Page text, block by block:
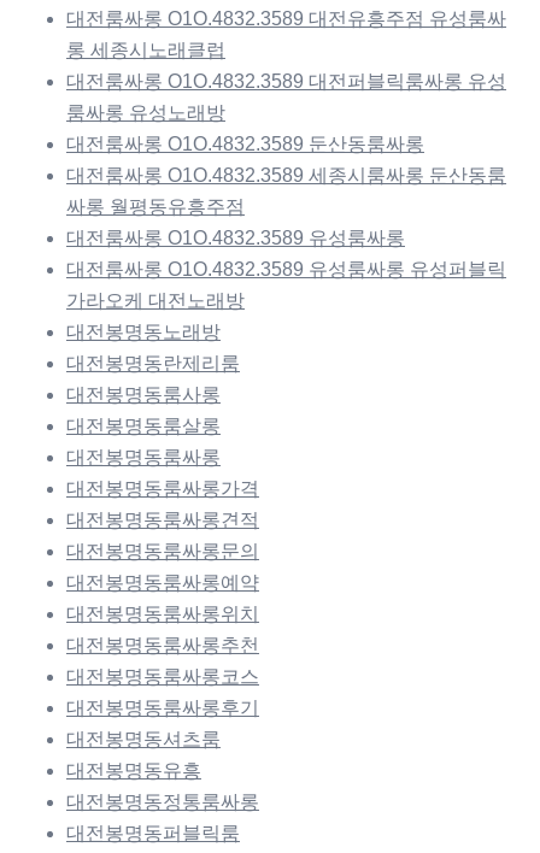
대전룸싸롱 O1O.4832.3589 대전유흥주점 유성룸싸
롱 세종시노래클럽
대전룸싸롱 O1O.4832.3589 대전퍼블릭룸싸롱 유성
룸싸롱 유성노래방
대전룸싸롱 O1O.4832.3589 둔산동룸싸롱
대전룸싸롱 O1O.4832.3589 세종시룸싸롱 둔산동룸
싸롱 월평동유흥주점
대전룸싸롱 O1O.4832.3589 유성룸싸롱
대전룸싸롱 O1O.4832.3589 유성룸싸롱 유성퍼블릭
가라오케 대전노래방
대전봉명동노래방
대전봉명동란제리룸
대전봉명동룸사롱
대전봉명동룸살롱
대전봉명동룸싸롱
대전봉명동룸싸롱가격
대전봉명동룸싸롱견적
대전봉명동룸싸롱문의
대전봉명동룸싸롱예약
대전봉명동룸싸롱위치
대전봉명동룸싸롱추천
대전봉명동룸싸롱코스
대전봉명동룸싸롱후기
대전봉명동셔츠룸
대전봉명동유흥
대전봉명동정통룸싸롱
대전봉명동퍼블릭룸